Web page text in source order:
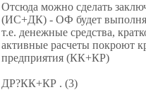
Отсюда можно сделать
(ИС+ДК) - ОФ будет
т.е. денежные средства,
активные расчеты покроют
предприятия (КК+КР)
ДР?КК+КР . (3)